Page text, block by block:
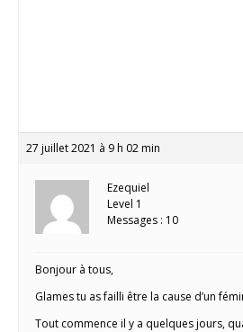
27 juillet 2021 à 9 h 02 min
Ezequiel
Level 1
Messages : 10
Bonjour à tous,
Glames tu as failli être la cause d’un
Tout commence il y a quelques jours,